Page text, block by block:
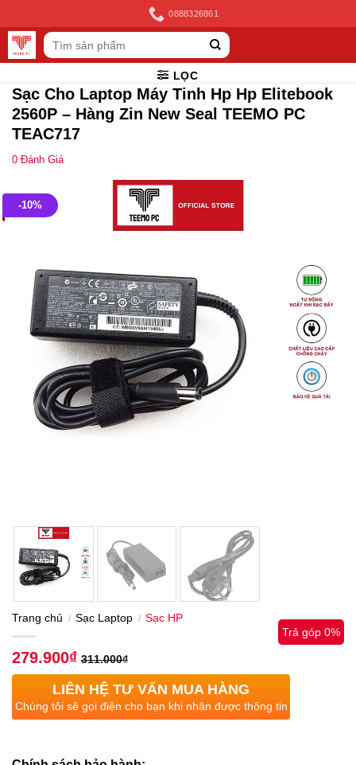
to
content
0888326861
Tìm
kiếm:
LỌC
Sạc Cho Laptop Máy Tinh Hp Hp Elitebook
2560P – Hàng Zin New Seal TEEMO PC
TEAC717
0 Đánh Giá
-10%
Trang chủ / Sạc Laptop / Sạc HP
279.900₫ 311.000₫
Trả góp 0%
LIÊN HỆ TƯ VẤN MUA HÀNG
Chúng tôi sẽ gọi điện cho bạn khi nhận được thông tin